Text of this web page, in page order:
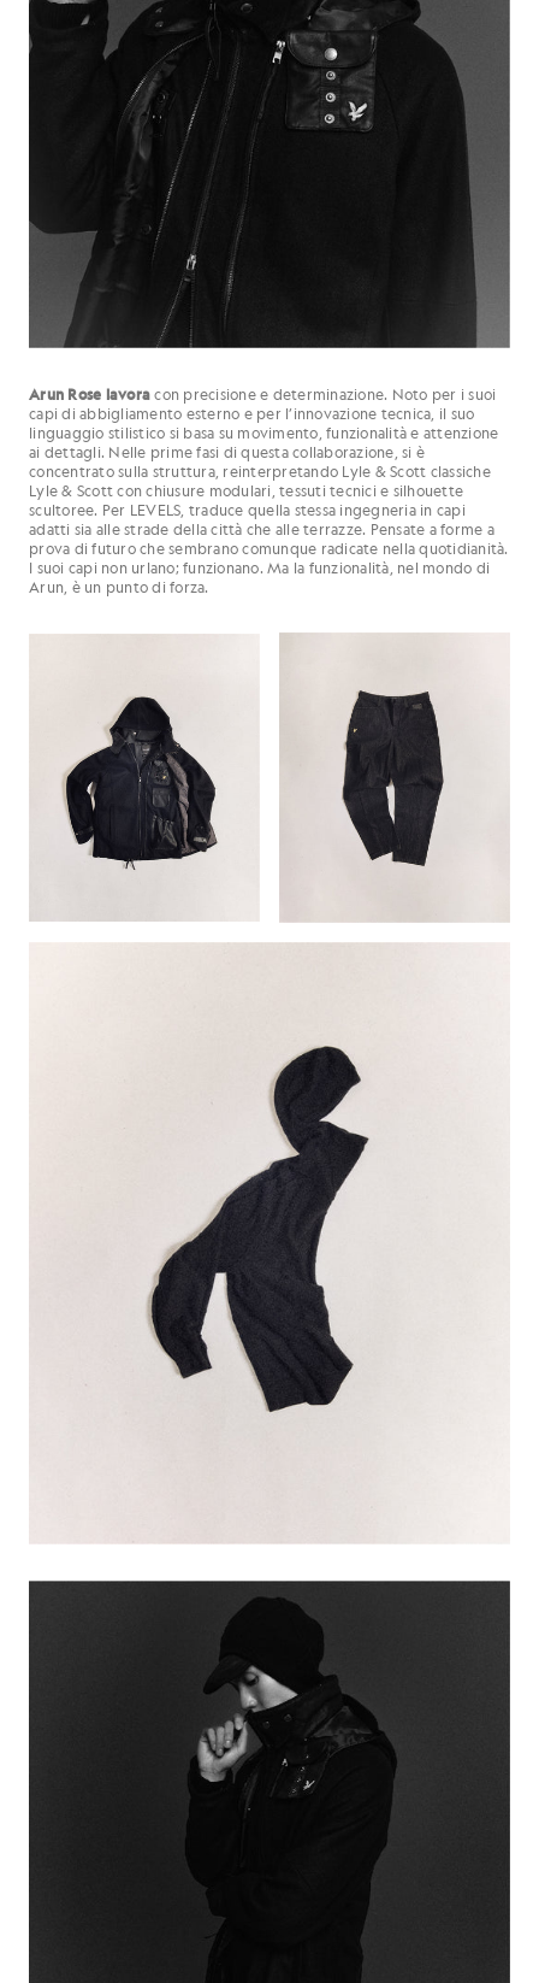
Arun Rose lavoracon precisione e determinazione. Noto per i suoi
capi di abbigliamento esterno e per l’innovazione tecnica, il suo
linguaggio stilistico si basa su movimento, funzionalità e attenzione
ai dettagli. Nelle prime fasi di questa collaborazione, si è
concentrato sulla struttura, reinterpretando Lyle & Scott classiche
Lyle & Scott con chiusure modulari, tessuti tecnici e silhouette
scultoree. Per LEVELS, traduce quella stessa ingegneria in capi
adatti sia alle strade della città che alle terrazze. Pensate a forme a
prova di futuro che sembrano comunque radicate nella quotidianità.
I suoi capi non urlano; funzionano. Ma la funzionalità, nel mondo di
Arun, è un punto di forza.